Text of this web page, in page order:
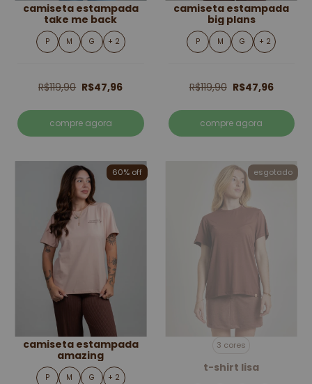
camiseta estampada
take me back
P M G + 2
R$119,90 R$47,96
compre agora
camiseta estampada
big plans
P M G + 2
R$119,90 R$47,96
compre agora
60% off
camiseta estampada
amazing
P M G + 2
esgotado
3 cores
t-shirt lisa